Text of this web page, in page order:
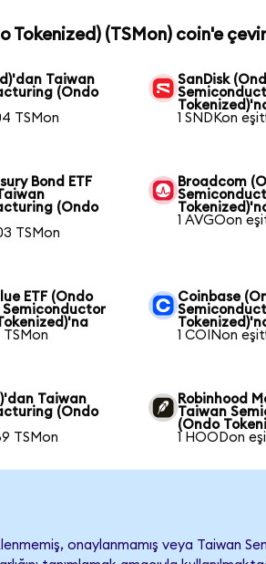
(TSMon) coin'e
Taiwan
(Ondo
TSMon
SanDisk
1 SNDKon
Bond ETF
(Ondo
TSMon
Broadcom
1 AVGOon
ETF (Ondo
Semiconductor
Coinbase
1 COINon
Taiwan
(Ondo
TSMon
Robinhood
Taiwan
(Ondo
1 HOODon
onaylanmamış veya Taiwan